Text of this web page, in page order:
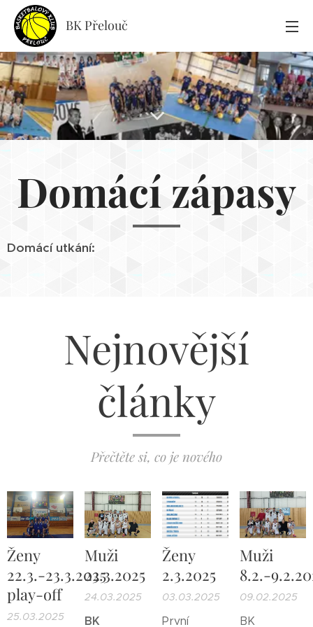
BK Přelouč
Domácí zápasy
Domácí utkání:
Nejnovější
články
Přečtěte si, co je nového
Ženy
22.3.-23.3.2025
play-off
25.03.2025
Muži
23.3.2025
24.03.2025
BK
Ženy
2.3.2025
03.03.2025
První
Muži
8.2.-
09.02.2025
BK